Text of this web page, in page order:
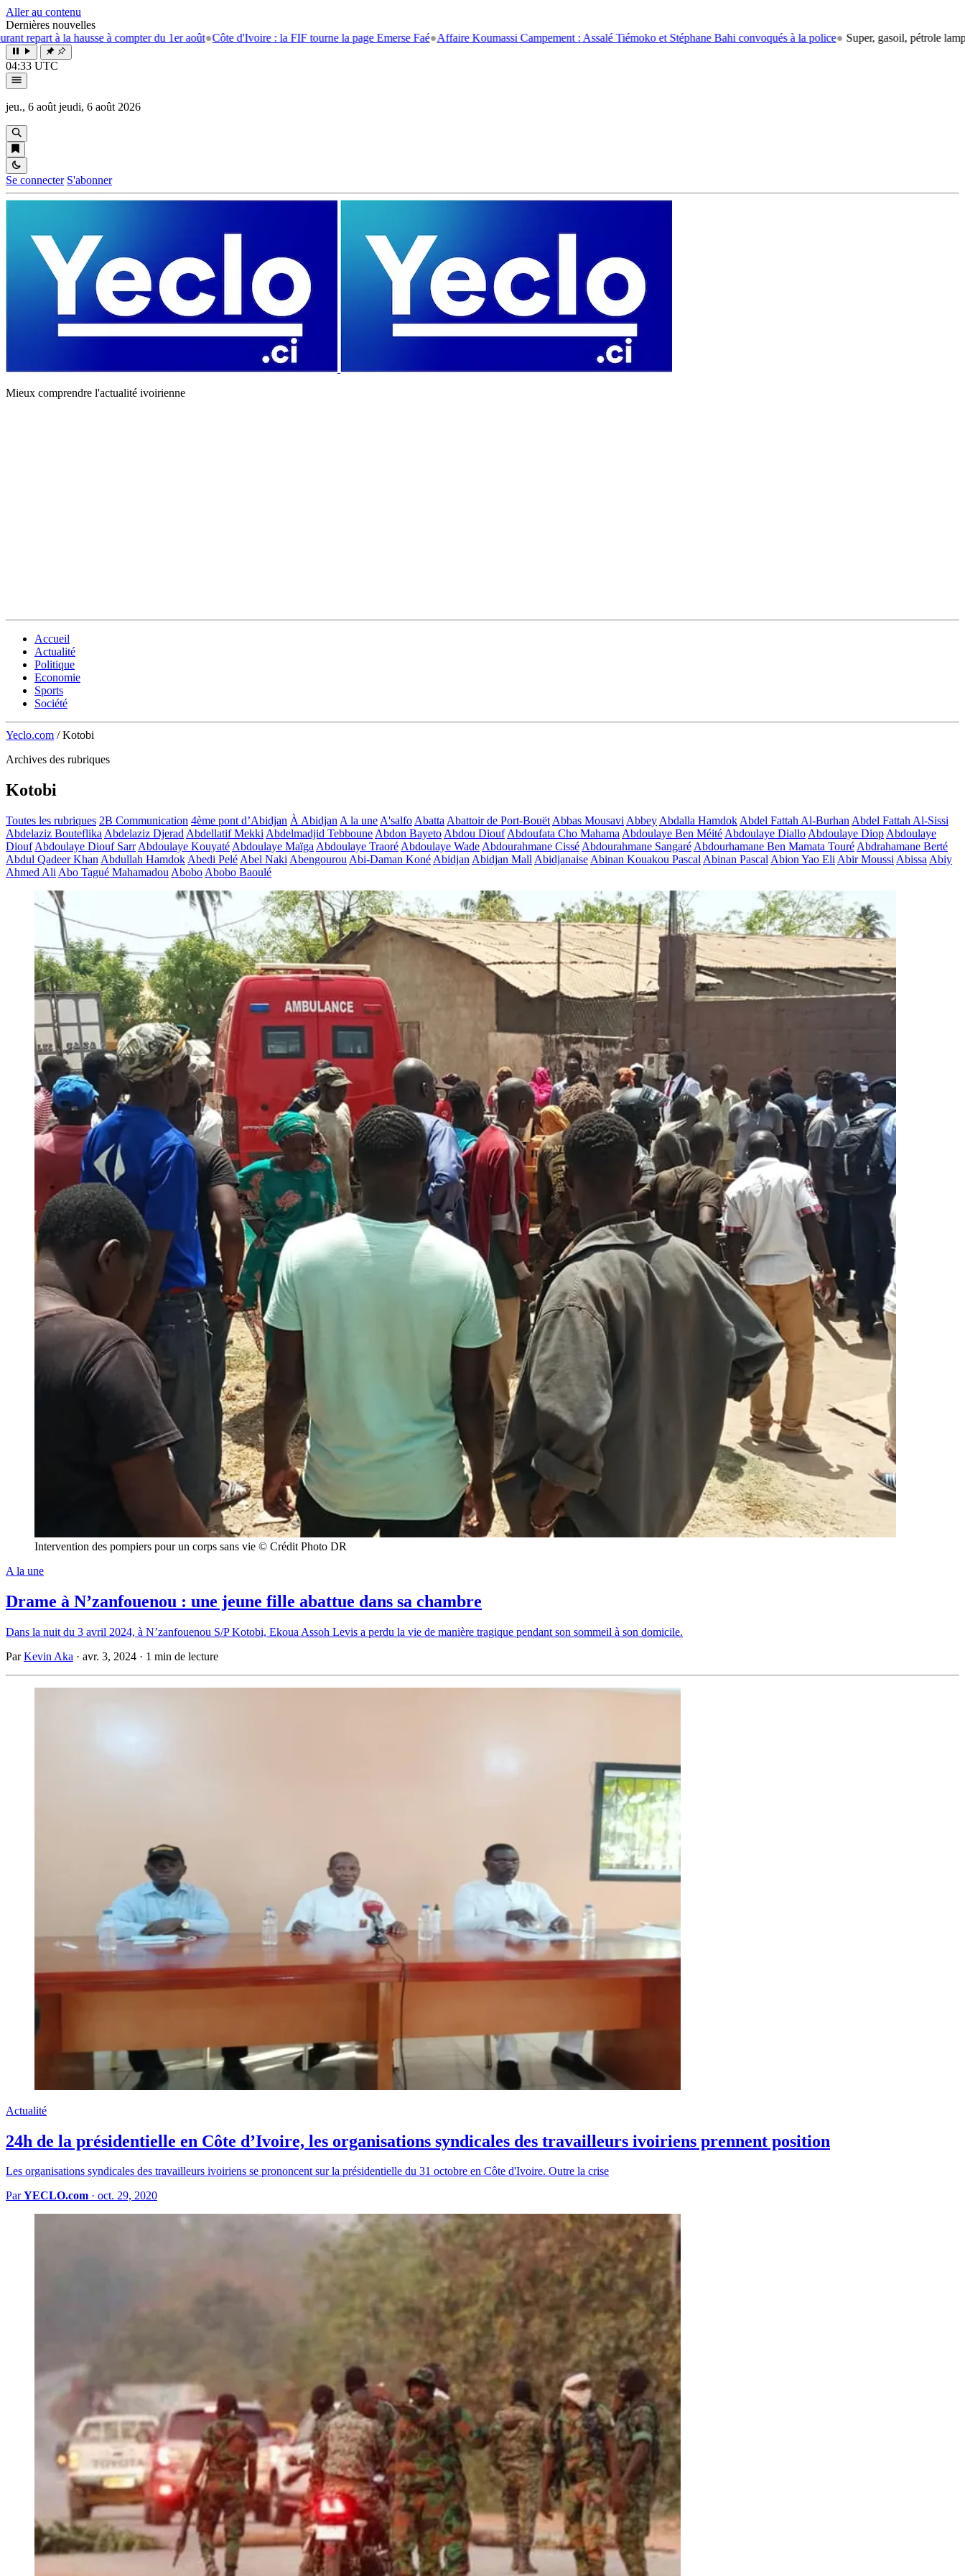
Aller au contenu
Dernières nouvelles
la hausse à compter du 1er août●Côte d'Ivoire : la FIF tourne la page Emerse Faé●Affaire Koumassi Campement : Assalé Tiémoko et Stéphane Bahi convoqués à la police● Super, gasoil, pétrole lampant: le
04:33 UTC
jeu., 6 août jeudi, 6 août 2026
Se connecter S'abonner
Mieux comprendre l'actualité ivoirienne
Accueil
Actualité
Politique
Economie
Sports
Société
Yeclo.com / Kotobi
Archives des rubriques
Kotobi
Toutes les rubriques 2B Communication 4ème pont d’Abidjan À Abidjan A la une A'salfo Abatta Abattoir de Port-Bouët Abbas Mousavi Abbey Abdalla Hamdok Abdel Fattah Al-Burhan Abdel Fattah Al-Sissi
Abdelaziz Bouteflika Abdelaziz Djerad Abdellatif Mekki Abdelmadjid Tebboune Abdon Bayeto Abdou Diouf Abdoufata Cho Mahama Abdoulaye Ben Méité Abdoulaye Diallo Abdoulaye Diop Abdoulaye
Diouf Abdoulaye Diouf Sarr Abdoulaye Kouyaté Abdoulaye Maïga Abdoulaye Traoré Abdoulaye Wade Abdourahmane Cissé Abdourahmane Sangaré Abdourhamane Ben Mamata Touré Abdrahamane Berté
Abdul Qadeer Khan Abdullah Hamdok Abedi Pelé Abel Naki Abengourou Abi-Daman Koné Abidjan Abidjan Mall Abidjanaise Abinan Kouakou Pascal Abinan Pascal Abion Yao Eli Abir Moussi Abissa Abiy
Ahmed Ali Abo Tagué Mahamadou Abobo Abobo Baoulé
Intervention des pompiers pour un corps sans vie © Crédit Photo DR
A la une
Drame à N’zanfouenou : une jeune fille abattue dans sa chambre
Dans la nuit du 3 avril 2024, à N’zanfouenou S/P Kotobi, Ekoua Assoh Levis a perdu la vie de manière tragique pendant son sommeil à son domicile.
ParKevin Aka · avr. 3, 2024 · 1 min de lecture
Actualité
24h de la présidentielle en Côte d’Ivoire, les organisations syndicales des travailleurs ivoiriens prennent position
Les organisations syndicales des travailleurs ivoiriens se prononcent sur la présidentielle du 31 octobre en Côte d'Ivoire. Outre la crise
ParYECLO.com · oct. 29, 2020